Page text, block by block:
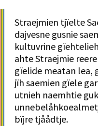
Straejmien tjïelte
dajvesne gusnie
kultuvrine
ahte Straejmie
gïelide meatan lea,
jïh saemien gïele
utnieh naemhtie
bïjre tjåådtje.